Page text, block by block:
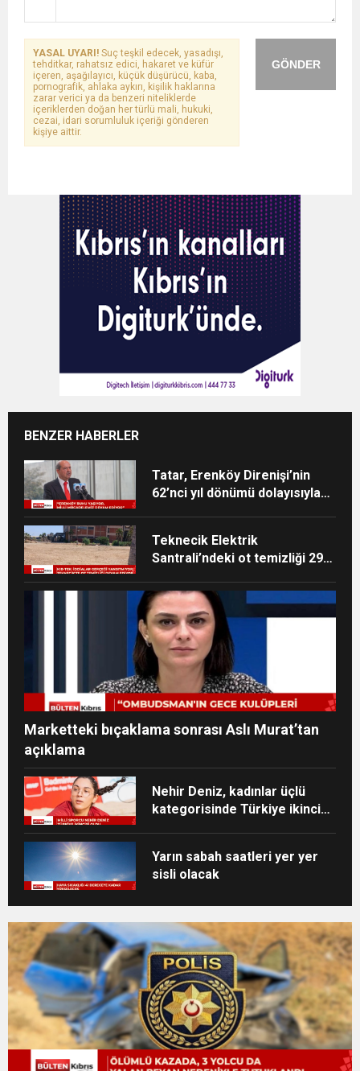
GÖNDER
YASAL UYARI! Suç teşkil edecek, yasadışı,
tehditkar, rahatsız edici, hakaret ve küfür
içeren, aşağılayıcı, küçük düşürücü, kaba,
pornografik, ahlaka aykırı, kişilik haklarına
zarar verici ya da benzeri niteliklerde
içeriklerden doğan her türlü mali, hukuki,
cezai, idari sorumluluk içeriği gönderen
kişiye aittir.
BENZER HABERLER
Tatar, Erenköy Direnişi’nin
62’nci yıl dönümü dolayısıyla
Teknecik Elektrik
Santrali’ndeki ot temizliği 29
ediyor
Marketteki bıçaklama sonrası Aslı Murat’tan
açıklama
Nehir Deniz, kadınlar üçlü
kategorisinde Türkiye ikincisi
Yarın sabah saatleri yer yer
sisli olacak